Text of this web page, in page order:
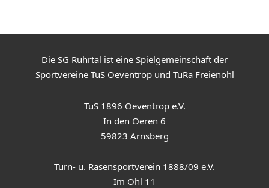
Die SG Ruhrtal ist eine Spielgemeinschaft der
Sportvereine TuS Oeventrop und TuRa Freienohl
TuS 1896 Oeventrop e.V.
In den Oeren 6
59823 Arnsberg
Turn- u. Rasensportverein 1888/09 e.V.
Im Ohl 11